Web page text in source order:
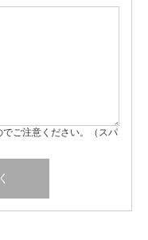
ご注意ください。（スパ